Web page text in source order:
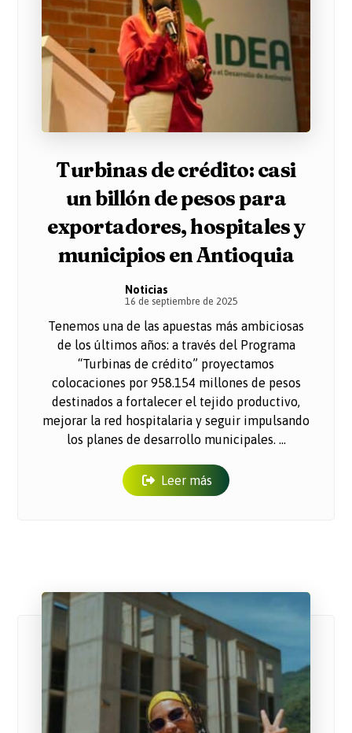
Turbinas de crédito: casi
un billón de pesos para
exportadores, hospitales y
municipios en Antioquia
Noticias
16 de septiembre de 2025
Tenemos una de las apuestas más ambiciosas
de los últimos años: a través del Programa
“Turbinas de crédito” proyectamos
colocaciones por 958.154 millones de pesos
destinados a fortalecer el tejido productivo,
mejorar la red hospitalaria y seguir impulsando
los planes de desarrollo municipales. ...
Leer más